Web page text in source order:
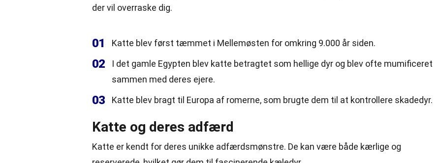
der vil overraske dig.
01 Katte blev først tæmmet i Mellemøsten for omkring 9.000 år siden.
02
I det gamle Egypten blev katte betragtet som hellige dyr og blev ofte mumificeret
sammen med deres ejere.
03 Katte blev bragt til Europa af romerne, som brugte dem til at kontrollere skadedyr.
Katte og deres adfærd
Katte er kendt for deres unikke adfærdsmønstre. De kan være både kærlige og